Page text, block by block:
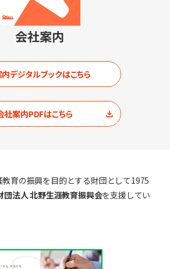
会社案内
デジタルブックはこちら
社案内PDFはこちら
育の振興を目的とする財団として1975
団法人 北野生涯教育振興会を支援してい